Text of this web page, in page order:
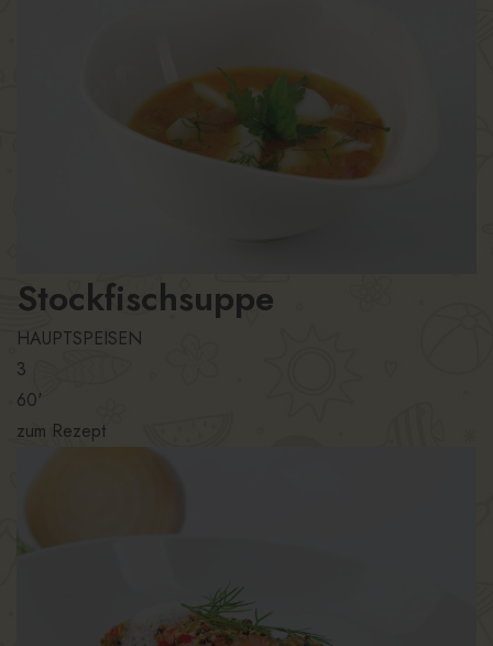
Stockfischsuppe
HAUPTSPEISEN
3
60'
zum Rezept